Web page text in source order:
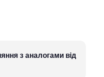
з аналогами від